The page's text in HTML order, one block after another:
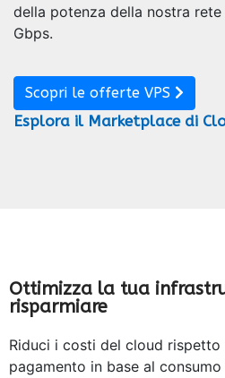
della potenza della nostra
Gbps.
Scopri le offerte VPS
Esplora il Marketplace di
Ottimizza la tua
risparmiare
Riduci i costi del cloud
pagamento in base al